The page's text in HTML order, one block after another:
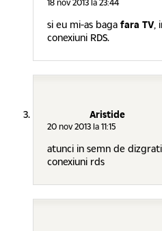
18 nov 2013 la 23:44
si eu mi-as baga fara TV,
conexiuni RDS.
Aristide
20 nov 2013 la 11:15
atunci in semn de
conexiuni rds